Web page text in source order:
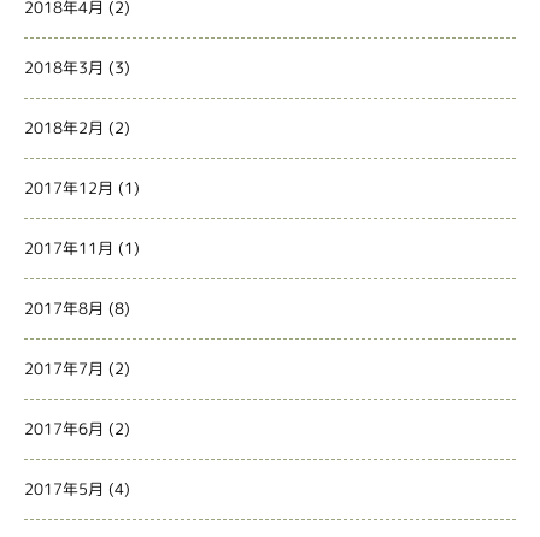
2018年4月 (2)
2018年3月 (3)
2018年2月 (2)
2017年12月 (1)
2017年11月 (1)
2017年8月 (8)
2017年7月 (2)
2017年6月 (2)
2017年5月 (4)